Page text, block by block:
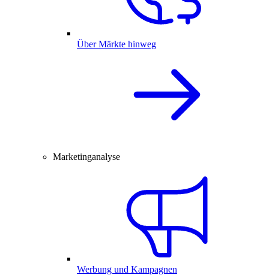
Über Märkte hinweg
Marketinganalyse
Werbung und Kampagnen